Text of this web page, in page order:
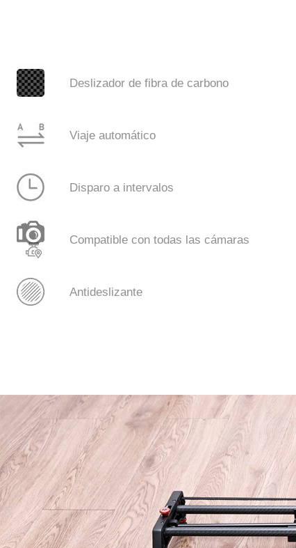
Deslizador de fibra de carbono
Viaje automático
Disparo a intervalos
Compatible con todas las cámaras
Antideslizante